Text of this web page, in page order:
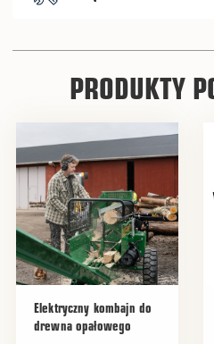
PRODUKTY
Elektryczny kombajn do
drewna opałowego